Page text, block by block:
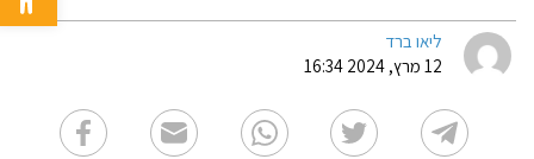
ליאו ברד
12 מרץ, 2024 16:34